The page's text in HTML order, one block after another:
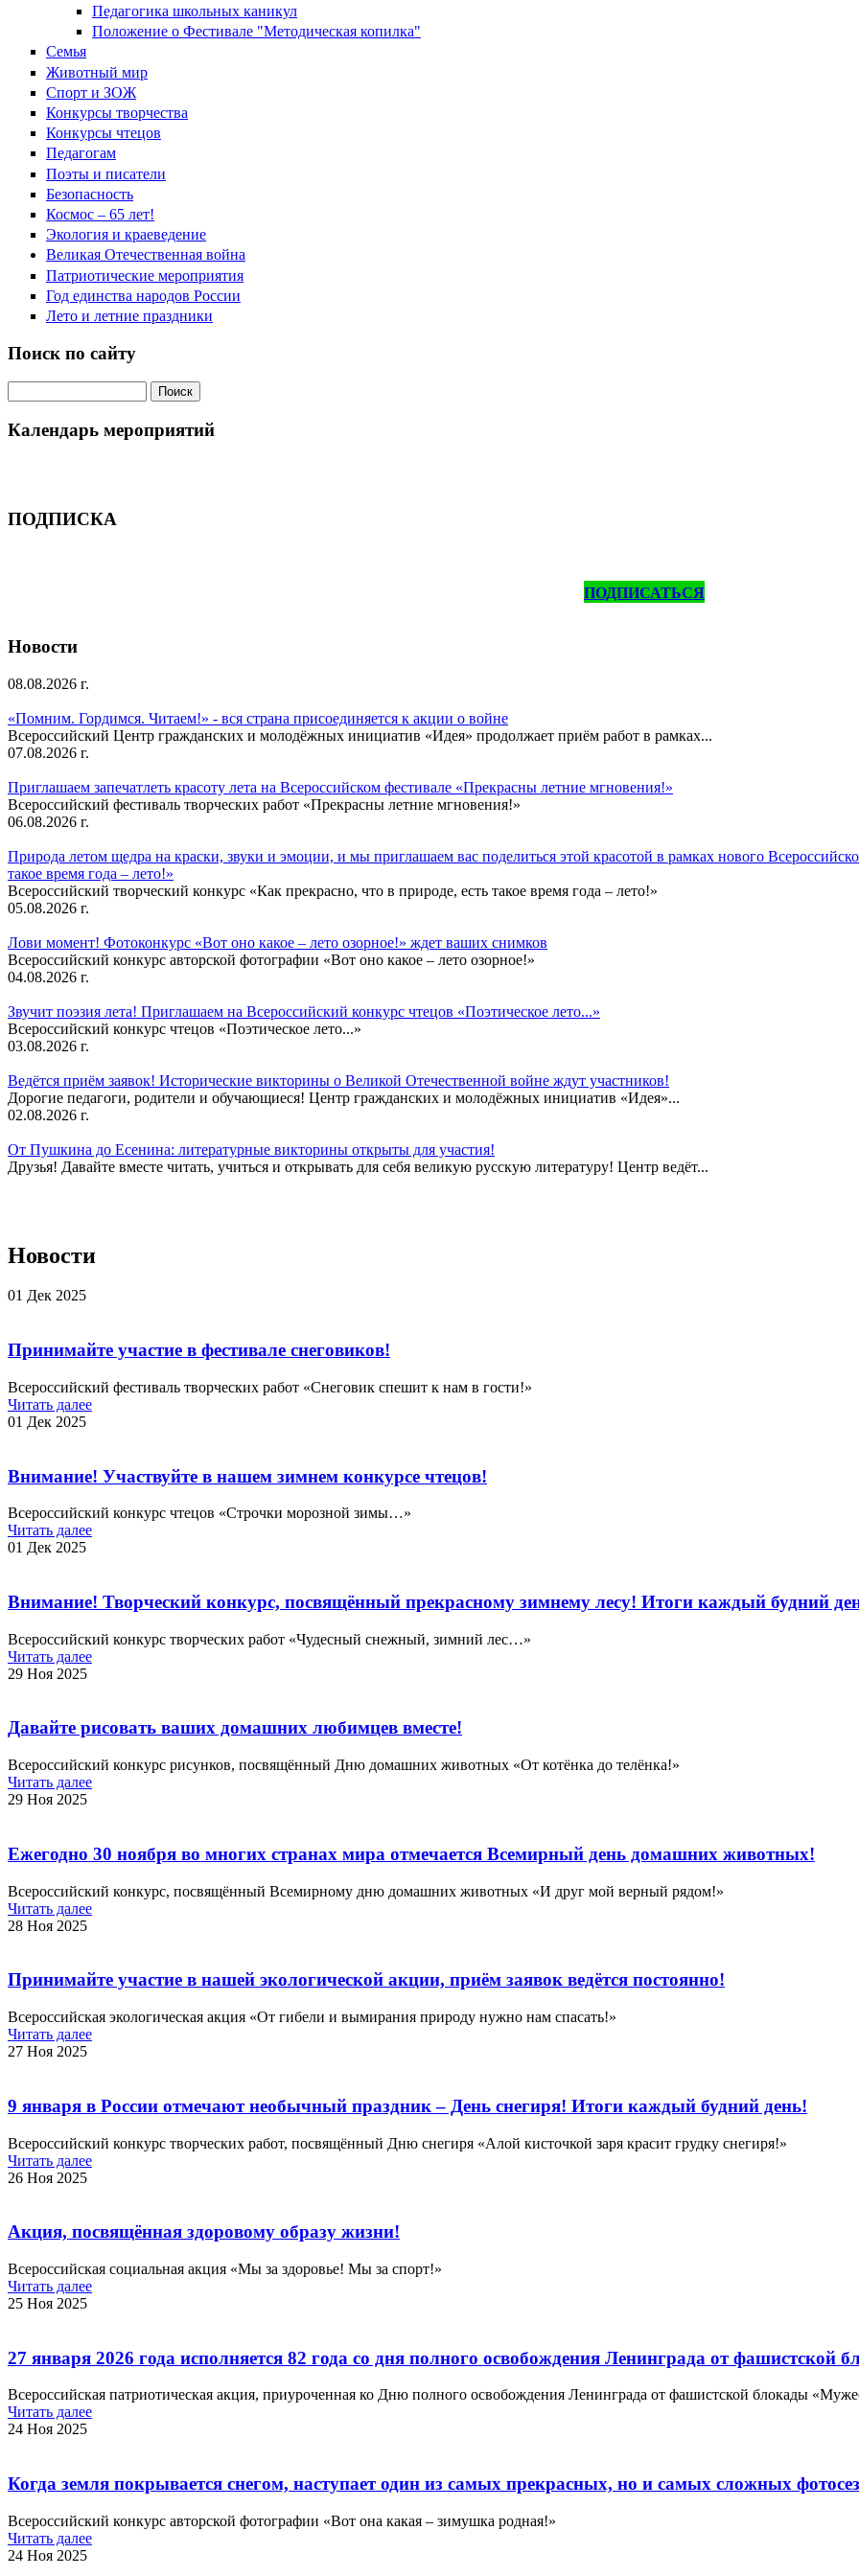
Педагогика школьных каникул
Положение о Фестивале "Методическая копилка"
Семья
Животный мир
Спорт и ЗОЖ
Конкурсы творчества
Конкурсы чтецов
Педагогам
Поэты и писатели
Безопасность
Космос – 65 лет!
Экология и краеведение
Великая Отечественная война
Патриотические мероприятия
Год единства народов России
Лето и летние праздники
Поиск по сайту
Календарь мероприятий
ПОДПИСКА
ПОДПИСАТЬСЯ
Новости
08.08.2026 г.
«Помним. Гордимся. Читаем!» - вся страна присоединяется к акции о войне
Всероссийский Центр гражданских и молодёжных инициатив «Идея» продолжает приём работ в рамках...
07.08.2026 г.
Приглашаем запечатлеть красоту лета на Всероссийском фестивале «Прекрасны летние мгновения!»
Всероссийский фестиваль творческих работ «Прекрасны летние мгновения!»
06.08.2026 г.
Природа летом щедра на краски, звуки и эмоции, и мы приглашаем вас поделиться этой красотой в рамках нового
такое время года – лето!»
Всероссийский творческий конкурс «Как прекрасно, что в природе, есть такое время года – лето!»
05.08.2026 г.
Лови момент! Фотоконкурс «Вот оно какое – лето озорное!» ждет ваших снимков
Всероссийский конкурс авторской фотографии «Вот оно какое – лето озорное!»
04.08.2026 г.
Звучит поэзия лета! Приглашаем на Всероссийский конкурс чтецов «Поэтическое лето...»
Всероссийский конкурс чтецов «Поэтическое лето...»
03.08.2026 г.
Ведётся приём заявок! Исторические викторины о Великой Отечественной войне ждут участников!
Дорогие педагоги, родители и обучающиеся! Центр гражданских и молодёжных инициатив «Идея»...
02.08.2026 г.
От Пушкина до Есенина: литературные викторины открыты для участия!
Друзья! Давайте вместе читать, учиться и открывать для себя великую русскую литературу! Центр ведёт...
Новости
01 Дек 2025
Принимайте участие в фестивале снеговиков!
Всероссийский фестиваль творческих работ «Снеговик спешит к нам в гости!»
Читать далее
01 Дек 2025
Внимание! Участвуйте в нашем зимнем конкурсе чтецов!
Всероссийский конкурс чтецов «Строчки морозной зимы…»
Читать далее
01 Дек 2025
Внимание! Творческий конкурс, посвящённый прекрасному зимнему лесу! Итоги каждый будний
Всероссийский конкурс творческих работ «Чудесный снежный, зимний лес…»
Читать далее
29 Ноя 2025
Давайте рисовать ваших домашних любимцев вместе!
Всероссийский конкурс рисунков, посвящённый Дню домашних животных «От котёнка до телёнка!»
Читать далее
29 Ноя 2025
Ежегодно 30 ноября во многих странах мира отмечается Всемирный день домашних животных!
Всероссийский конкурс, посвящённый Всемирному дню домашних животных «И друг мой верный рядом!»
Читать далее
28 Ноя 2025
Принимайте участие в нашей экологической акции, приём заявок ведётся постоянно!
Всероссийская экологическая акция «От гибели и вымирания природу нужно нам спасать!»
Читать далее
27 Ноя 2025
9 января в России отмечают необычный праздник – День снегиря! Итоги каждый будний день!
Всероссийский конкурс творческих работ, посвящённый Дню снегиря «Алой кисточкой заря красит грудку снегиря!»
Читать далее
26 Ноя 2025
Акция, посвящённая здоровому образу жизни!
Всероссийская социальная акция «Мы за здоровье! Мы за спорт!»
Читать далее
25 Ноя 2025
27 января 2026 года исполняется 82 года со дня полного освобождения Ленинграда от фашистской
Всероссийская патриотическая акция, приуроченная ко Дню полного освобождения Ленинграда от фашистской блокады
Читать далее
24 Ноя 2025
Когда земля покрывается снегом, наступает один из самых прекрасных, но и самых сложных
Всероссийский конкурс авторской фотографии «Вот она какая – зимушка родная!»
Читать далее
24 Ноя 2025